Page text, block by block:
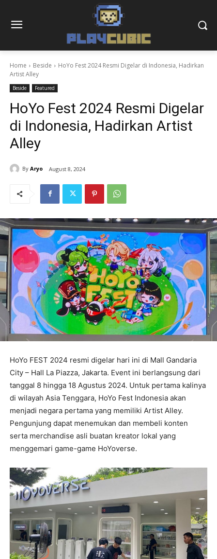
Home Beside
HoYo Fest 2024 Resmi Digelar di Indonesia, Hadirkan
Artist Alley
Beside Featured
HoYo Fest 2024 Resmi Digelar
di Indonesia, Hadirkan Artist
Alley
By Aryo August 8, 2024
HoYo FEST 2024 resmi digelar hari ini di Mall Gandaria
City – Hall La Piazza, Jakarta. Event ini berlangsung dari
tanggal 8 hingga 18 Agustus 2024. Untuk pertama kalinya
di wilayah Asia Tenggara, HoYo Fest Indonesia akan
menjadi negara pertama yang memiliki Artist Alley.
Pengunjung dapat menemukan dan membeli konten
serta merchandise asli buatan kreator lokal yang
menggemari game-game HoYoverse.